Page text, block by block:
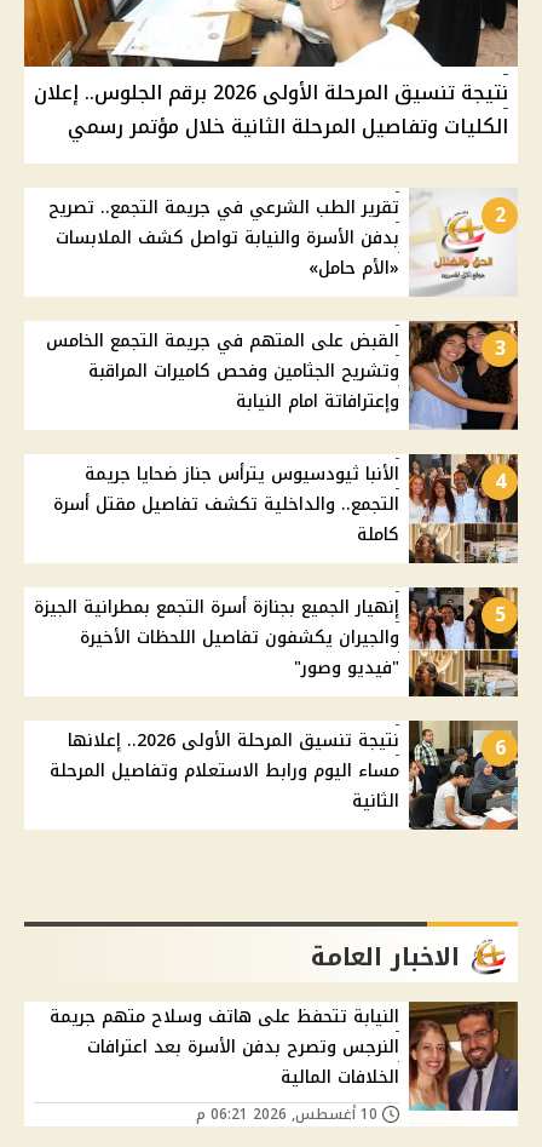
نتيجة تنسيق المرحلة الأولى 2026 برقم الجلوس.. إعلان
الكليات وتفاصيل المرحلة الثانية خلال مؤتمر رسمي
2
تقرير الطب الشرعي في جريمة التجمع.. تصريح
بدفن الأسرة والنيابة تواصل كشف الملابسات
«الأم حامل»
3
القبض على المتهم في جريمة التجمع الخامس
وتشريح الجثامين وفحص كاميرات المراقبة
وإعترافاتة امام النيابة
4
الأنبا ثيودسيوس يترأس جناز ضحايا جريمة
التجمع.. والداخلية تكشف تفاصيل مقتل أسرة
كاملة
5
إنهيار الجميع بجنازة أسرة التجمع بمطرانية الجيزة
والجيران يكشفون تفاصيل اللحظات الأخيرة
"فيديو وصور"
6
نتيجة تنسيق المرحلة الأولى 2026.. إعلانها
مساء اليوم ورابط الاستعلام وتفاصيل المرحلة
الثانية
الاخبار العامة
النيابة تتحفظ على هاتف وسلاح متهم جريمة
النرجس وتصرح بدفن الأسرة بعد اعترافات
الخلافات المالية